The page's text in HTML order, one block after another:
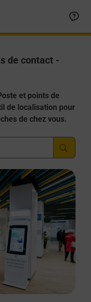
de contact -
et points de
de localisation pour
de chez vous.